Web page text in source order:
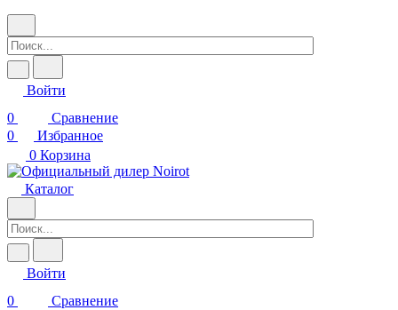
Войти
0
Сравнение
0
Избранное
0 Корзина
Каталог
Войти
0
Сравнение